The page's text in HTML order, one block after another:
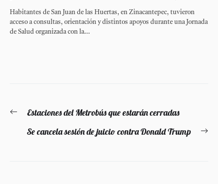
Habitantes de San Juan de las Huertas, en Zinacantepec, tuvieron
acceso a consultas, orientación y distintos apoyos durante una Jornada
de Salud organizada con la...
Navegación
entradas
EntradaEstaciones del Metrobús que estarán cerradas
Se cancela sesión de juicio contra Donald Trump